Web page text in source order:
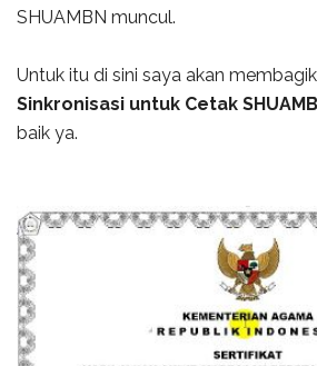
SHUAMBN muncul.
Untuk itu di sini saya akan
Sinkronisasi untuk Cetak
baik ya.